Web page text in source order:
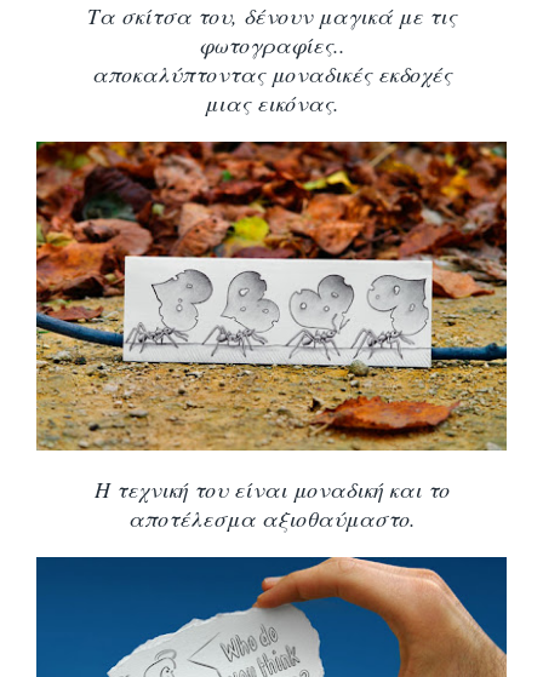
Τα σκίτσα του, δένουν μαγικά με τις
φωτογραφίες..
αποκαλύπτοντας μοναδικές εκδοχές
μιας εικόνας.
Η τεχνική του είναι μοναδική και το
αποτέλεσμα αξιοθαύμαστο.